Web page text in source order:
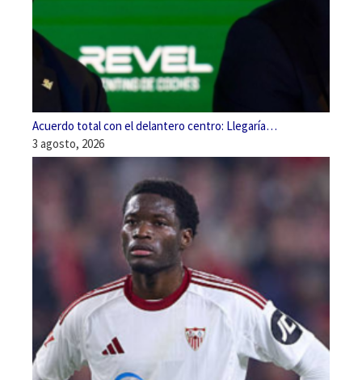
Acuerdo total con el delantero centro: Llegaría…
3 agosto, 2026